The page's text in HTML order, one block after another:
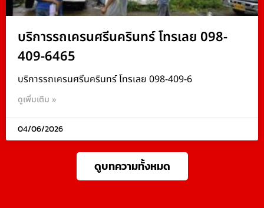
บริการรถเครนศรีนครินทร์ โทรเลย 098-
409-6465
บริการรถเครนศรีนครินทร์ โทรเลย 098-409-6
ดูเพิ่มเติม »
04/06/2026
ดูบทความทั้งหมด